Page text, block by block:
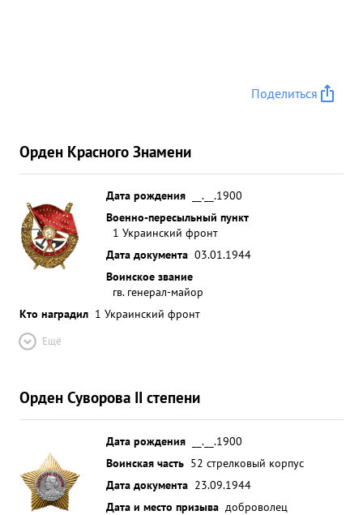
Поделиться
Орден Красного Знамени
Дата рождения
__.__.1900
Военно-пересыльный пункт
1 Украинский фронт
Дата документа 03.01.1944
Воинское звание
гв. генерал-майор
Кто наградил 1 Украинский фронт
Ещё
Орден Суворова II степени
Дата рождения
__.__.1900
Воинская часть 52 стрелковый корпус
Дата документа 23.09.1944
Дата и место призыва доброволец